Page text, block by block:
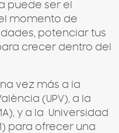
puede ser el
momento de
potenciar tus
crecer dentro del
vez más a la
(UPV), a la
y a la Universidad
para ofrecer una